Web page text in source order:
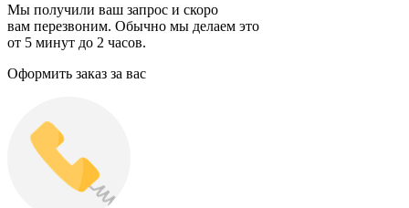
Мы получили ваш запрос и скоро
вам перезвоним. Обычно мы делаем это
от 5 минут до 2 часов.
Оформить заказ за вас